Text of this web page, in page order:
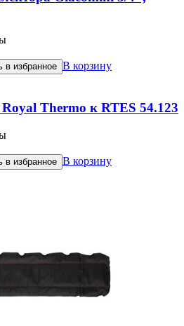
в избранное В корзину
Thermo к RTES 54.123
в избранное В корзину